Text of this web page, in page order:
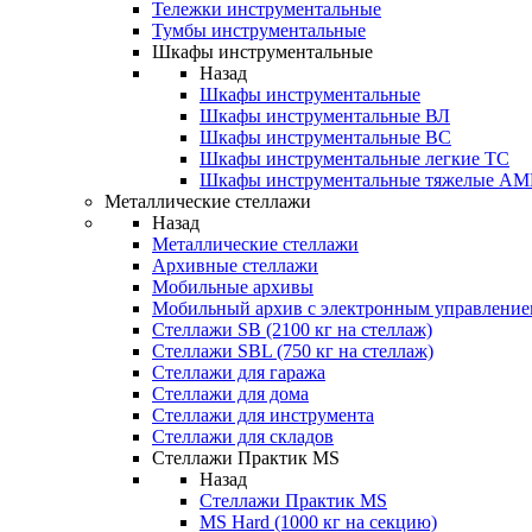
Тележки инструментальные
Тумбы инструментальные
Шкафы инструментальные
Назад
Шкафы инструментальные
Шкафы инструментальные ВЛ
Шкафы инструментальные ВС
Шкафы инструментальные легкие ТС
Шкафы инструментальные тяжелые
Металлические стеллажи
Назад
Металлические стеллажи
Архивные стеллажи
Мобильные архивы
Мобильный архив с электронным
Стеллажи SB (2100 кг на стеллаж)
Стеллажи SBL (750 кг на стеллаж)
Стеллажи для гаража
Стеллажи для дома
Стеллажи для инструмента
Стеллажи для складов
Стеллажи Практик MS
Назад
Стеллажи Практик MS
MS Hard (1000 кг на секцию)